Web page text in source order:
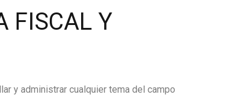
FISCAL Y
y administrar cualquier tema del campo